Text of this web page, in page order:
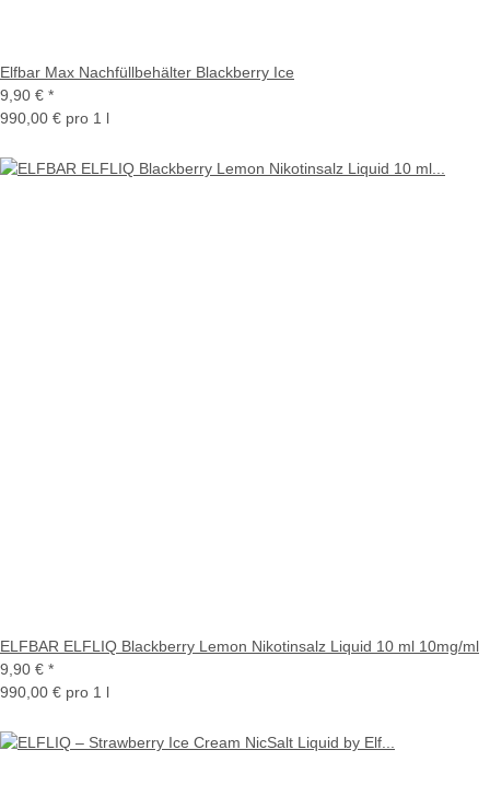
Elfbar Max Nachfüllbehälter Blackberry Ice
9,90 € *
990,00 € pro 1 l
ELFBAR ELFLIQ Blackberry Lemon Nikotinsalz Liquid 10 ml 10mg/ml
9,90 € *
990,00 € pro 1 l